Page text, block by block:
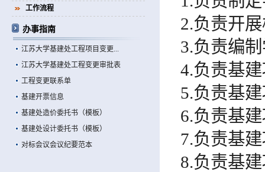
工作流程
办事指南
江苏大学基建处工程项目变更...
江苏大学基建处工程变更审批表
工程变更联系单
基建开票信息
基建处造价委托书（模板）
基建处设计委托书（模板）
对标会议会议纪要范本
2.负责开
3.负责编
4.负责基
5.负责基
6.负责基
7.负责基
8.负责基